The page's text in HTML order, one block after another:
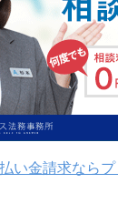
い金請求なら